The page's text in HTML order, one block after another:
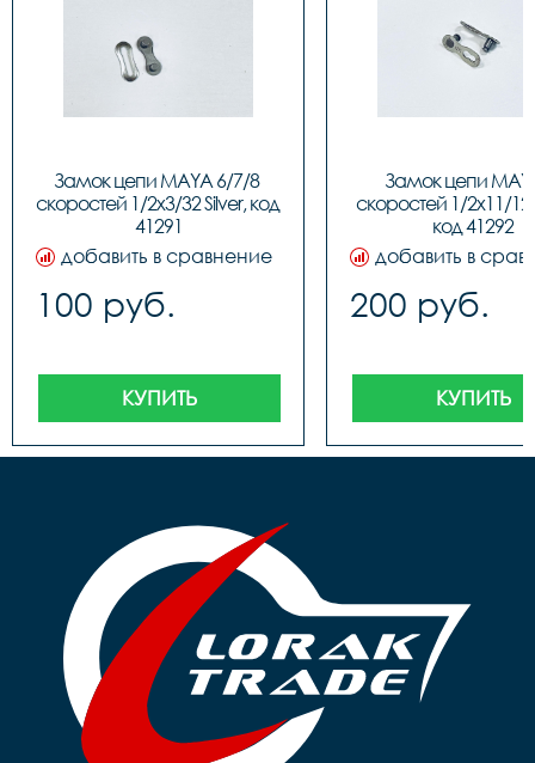
Замок цепи MAYA 6/7/8
скоростей 1/2x3/32 Silver, код
41291
добавить в сравнение
100 руб.
КУПИТЬ
Замок цепи
скоростей 1/2x11/
код 41292
добавить в
200 руб.
КУПИТЬ